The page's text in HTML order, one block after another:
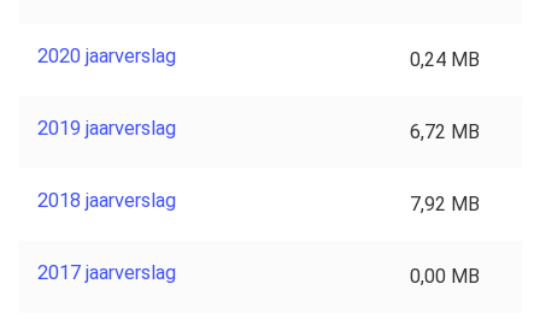
2020 jaarverslag 0,24 MB
2019 jaarverslag 6,72 MB
2018 jaarverslag 7,92 MB
2017 jaarverslag 0,00 MB